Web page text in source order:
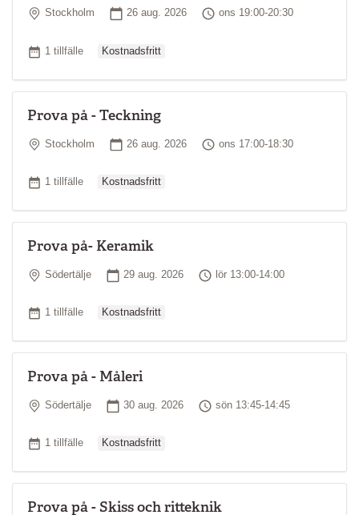
Plats
Stockholm Startdatum
26 aug. 2026 Tid
ons 19:00-20:30
Antal tillfällen
1 tillfälle Kostnadsfritt
Prova på - Teckning
Plats
Stockholm Startdatum
26 aug. 2026 Tid
ons 17:00-18:30
Antal tillfällen
1 tillfälle Kostnadsfritt
Prova på- Keramik
Plats
Södertälje Startdatum
29 aug. 2026 Tid
lör 13:00-14:00
Antal tillfällen
1 tillfälle Kostnadsfritt
Prova på - Måleri
Plats
Södertälje Startdatum
30 aug. 2026 Tid
sön 13:45-14:45
Antal tillfällen
1 tillfälle Kostnadsfritt
Prova på - Skiss och ritteknik